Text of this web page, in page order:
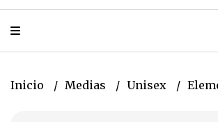
Inicio Medias Unisex